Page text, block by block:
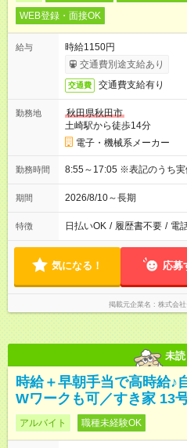
WEB登録・面接OK
給与
時給1150円
交通費別途支給あり
交通費 交通費支給有り
勤務地
秋田県秋田市
土崎駅から徒歩14分
電子・機械系メーカー
勤務時間 8:55～17:05 ※表記の
期間 2026/8/10～長期
特徴 日払いOK / 履歴書不要 / 電
気になる！ 応募
掲載元企業名 株式会
未読
時給＋早朝手当で高時給♪
Wワークも可／すき家 13
アルバイト 職種未経験OK